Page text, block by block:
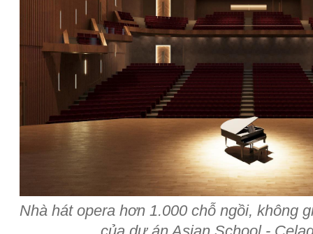
Nhà hát opera hơn 1.000 chỗ ngồi, không